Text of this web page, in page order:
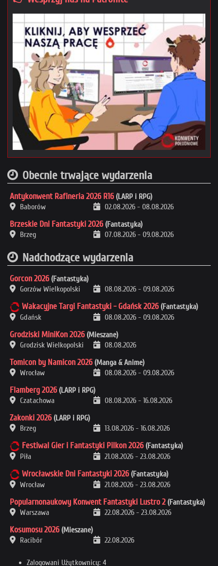
Obecnie trwające wydarzenia
Antykonwent Rafineria 2026 R16 (LARP i RPG)
Baborów
02.08.2026 - 08.08.2026
Brzeskie Dni Fantastyki 2026 (Fantastyka)
Brzeg
07.08.2026 - 09.08.2026
Nadchodzące wydarzenia
Gorcon 2026 (Fantastyka)
Gorzów Wielkopolski
08.08.2026 - 09.08.2026
Wakacyjne Targi Fantastyki - Gdańsk 2026 (Fantastyka)
Gdańsk
08.08.2026 - 09.08.2026
Grodziski MiniKon 2026 (Mieszane)
Grodzisk Wielkopolski
08.08.2026
Tomicon by Namicon 2026 (Manga & Anime)
Wrocław
08.08.2026 - 09.08.2026
Flamberg 2026 (LARP i RPG)
Czatachowa
08.08.2026 - 16.08.2026
Zakonki 2026 (LARP i RPG)
Brzeg
13.08.2026 - 16.08.2026
Festiwal Gier i Fantastyki Pilkon 2026 (Fantastyka)
Piła
21.08.2026 - 23.08.2026
Wrocławskie Dni Fantastyki 2026 (Fantastyka)
Wrocław
21.08.2026 - 23.08.2026
Popularnonaukowy Konwent Fantastyki Lustro 2 (Fantastyka)
Warszawa
22.08.2026 - 23.08.2026
Kosumosu 2026 (Mieszane)
Racibór
22.08.2026
Zalogowani Użytkownicy: 4